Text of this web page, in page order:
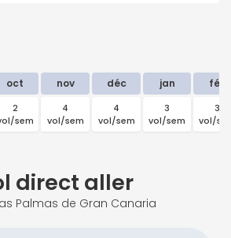
oct nov déc jan fév
2
sem
4
vol/sem
4
vol/sem
3
vol/sem
3
vol/
direct aller
Palmas de Gran Canaria